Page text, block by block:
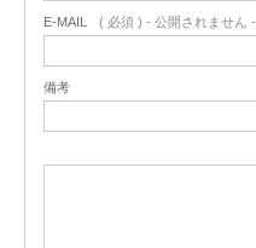
E-MAIL ( 必須 ) - 公開されません -
備考